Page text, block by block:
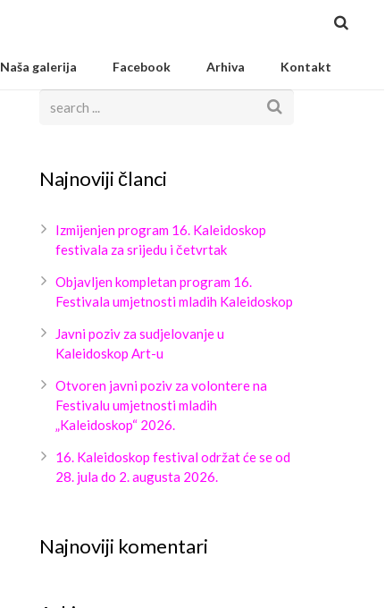
Naša galerija Facebook Arhiva Kontakt
Najnoviji članci
Izmijenjen program 16. Kaleidoskop
festivala za srijedu i četvrtak
Objavljen kompletan program 16.
Festivala umjetnosti mladih Kaleidoskop
Javni poziv za sudjelovanje u
Kaleidoskop Art-u
Otvoren javni poziv za volontere na
Festivalu umjetnosti mladih
„Kaleidoskop“ 2026.
16. Kaleidoskop festival održat će se od
28. jula do 2. augusta 2026.
Najnoviji komentari